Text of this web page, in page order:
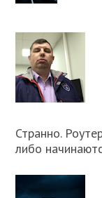
Странно.
либо